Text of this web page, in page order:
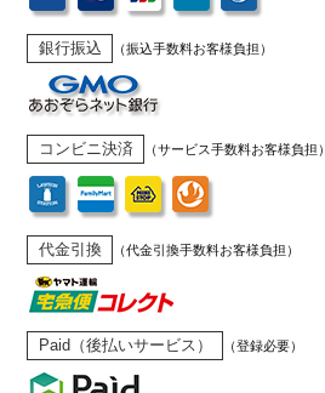
銀行振込 （振込手数料お客様負担）
コンビニ決済 （サービス手数料お客様負担）
代金引換 （代金引換手数料お客様負担）
Paid（後払いサービス） （登録必要）